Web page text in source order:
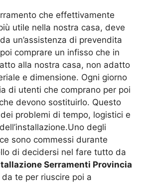
che effettivamente
utile nella nostra casa, deve
un’assistenza di prevendita
comprare un infisso che in
alla nostra casa, non adatto
e dimensione. Ogni giorno
di utenti che comprano per poi
devono sostituirlo. Questo
problemi di tempo, logistici e
degli
sono commessi durante
di decidersi nel fare tutto da
Serramenti Provincia
da te per riuscire poi a